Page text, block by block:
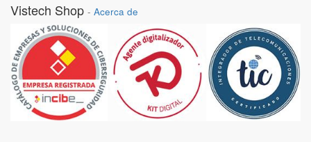
Vistech Shop - Acerca de